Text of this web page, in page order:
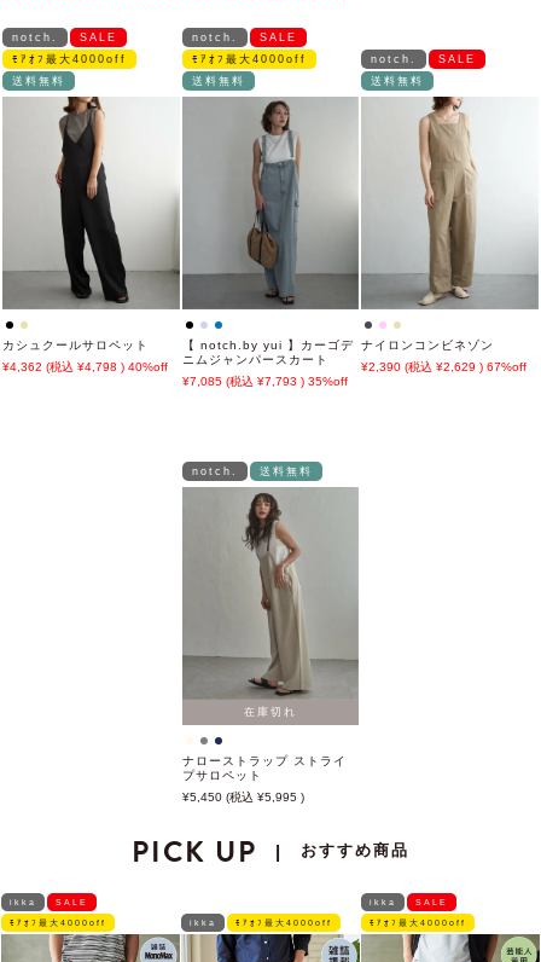
notch.
SALE
ﾓｱｵﾌ最大4000off
送料無料
カシュクールサロペット
4,362
4,798 40%off
notch.
SALE
ﾓｱｵﾌ最大4000off
送料無料
【 notch.by yui 】カーゴデ
ニムジャンパースカート
7,085
7,793 35%off
notch.
SALE
送料無料
ナイロンコンビネゾン
2,390
2,629 67%off
notch. 送料無料
在庫切れ
ナローストラップ ストライ
プサロペット
5,450
5,995
PICK UP | おすすめ商品
ikka SALE
ﾓｱｵﾌ最大4000off ikka ﾓｱｵﾌ最大4000off
ikka SALE
ﾓｱｵﾌ最大4000off